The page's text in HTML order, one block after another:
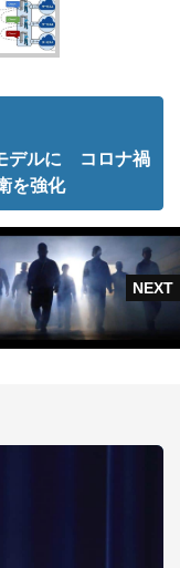
デルに コロナ禍
を強化